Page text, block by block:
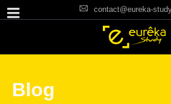
contact@eureka-
Blog